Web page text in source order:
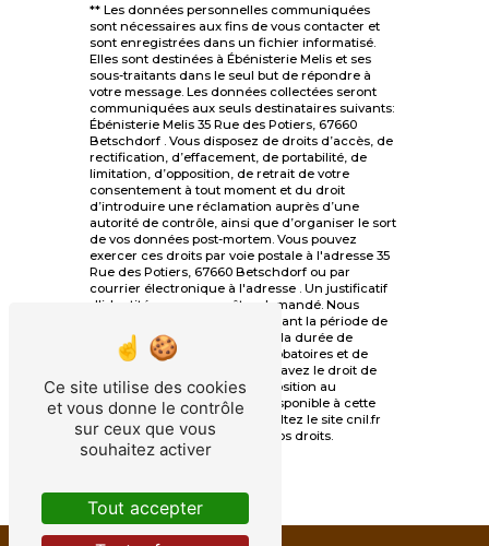
** Les données personnelles communiquées
sont nécessaires aux fins de vous contacter et
sont enregistrées dans un fichier informatisé.
Elles sont destinées à Ébénisterie Melis et ses
sous-traitants dans le seul but de répondre à
votre message. Les données collectées seront
communiquées aux seuls destinataires suivants:
Ébénisterie Melis 35 Rue des Potiers, 67660
Betschdorf . Vous disposez de droits d’accès, de
rectification, d’effacement, de portabilité, de
limitation, d’opposition, de retrait de votre
consentement à tout moment et du droit
d’introduire une réclamation auprès d’une
autorité de contrôle, ainsi que d’organiser le sort
de vos données post-mortem. Vous pouvez
exercer ces droits par voie postale à l'adresse 35
Rue des Potiers, 67660 Betschdorf ou par
courrier électronique à l'adresse . Un justificatif
d'identité pourra vous être demandé. Nous
conservons vos données pendant la période de
prise de contact puis pendant la durée de
prescription légale aux fins probatoires et de
gestion des contentieux. Vous avez le droit de
vous inscrire sur la liste d'opposition au
démarchage téléphonique, disponible à cette
adresse:Bloctel.gouv.fr . Consultez le site cnil.fr
pour plus d’informations sur vos droits.
Ce site utilise des cookies
et vous donne le contrôle
sur ceux que vous
souhaitez activer
Tout accepter